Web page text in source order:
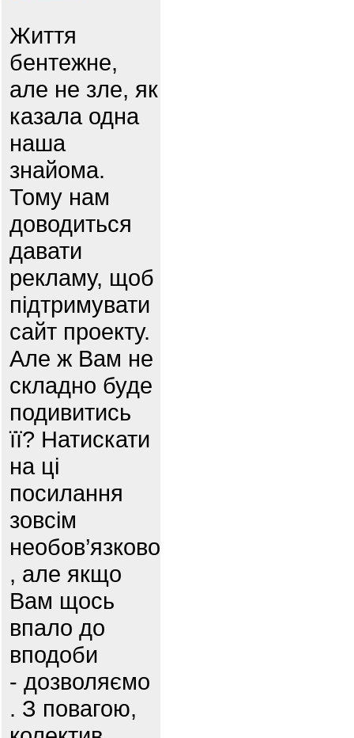
Життя
бентежне,
але не зле, як
казала одна
наша
знайома.
Тому нам
доводиться
давати
рекламу, щоб
підтримувати
сайт проекту.
Але ж Вам не
складно буде
подивитись
її? Натискати
на ці
посилання
зовсім
необов’язково
, але якщо
Вам щось
впало до
вподоби
- дозволяємо
. З повагою,